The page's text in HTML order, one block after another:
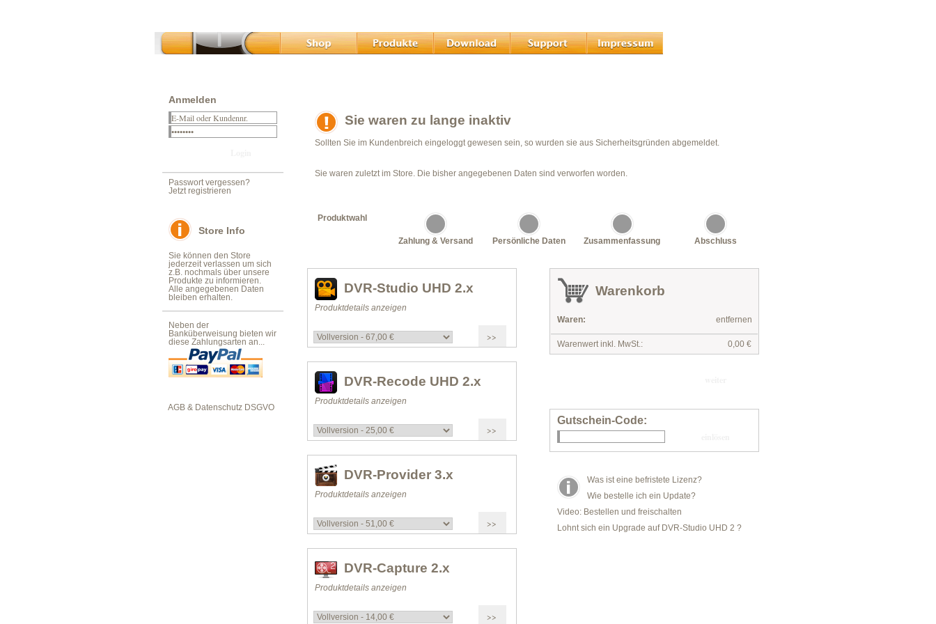
Anmelden
Passwort vergessen?
Jetzt registrieren
Store Info
Sie können den Store
jederzeit verlassen um sich
z.B. nochmals über unsere
Produkte zu informieren.
Alle angegebenen Daten
bleiben erhalten.
Neben der
Banküberweisung bieten wir
diese Zahlungsarten an...
AGB & Datenschutz DSGVO
Sie waren zu lange inaktiv
Sollten Sie im Kundenbreich eingeloggt gewesen sein, so wurden sie aus Sicherheitsgründen abgemeldet.
Sie waren zuletzt im Store. Die bisher angegebenen Daten sind verworfen worden.
Produktwahl
Zahlung & Versand Persönliche Daten Zusammenfassung Abschluss
DVR-Studio UHD 2.x
Produktdetails anzeigen
DVR-Recode UHD 2.x
Produktdetails anzeigen
DVR-Provider 3.x
Produktdetails anzeigen
DVR-Capture 2.x
Produktdetails anzeigen
Warenkorb
Waren: entfernen
Warenwert inkl. MwSt.: 0,00 €
Gutschein-Code:
Was ist eine befristete Lizenz?
Wie bestelle ich ein Update?
Video: Bestellen und freischalten
Lohnt sich ein Upgrade auf DVR-Studio UHD 2 ?